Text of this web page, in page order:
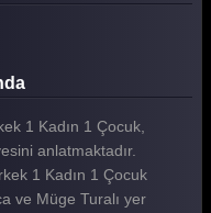
1 Kadın 1 Çocuk,
anlatmaktadır.
1 Kadın 1 Çocuk
ve Müge Turalı yer